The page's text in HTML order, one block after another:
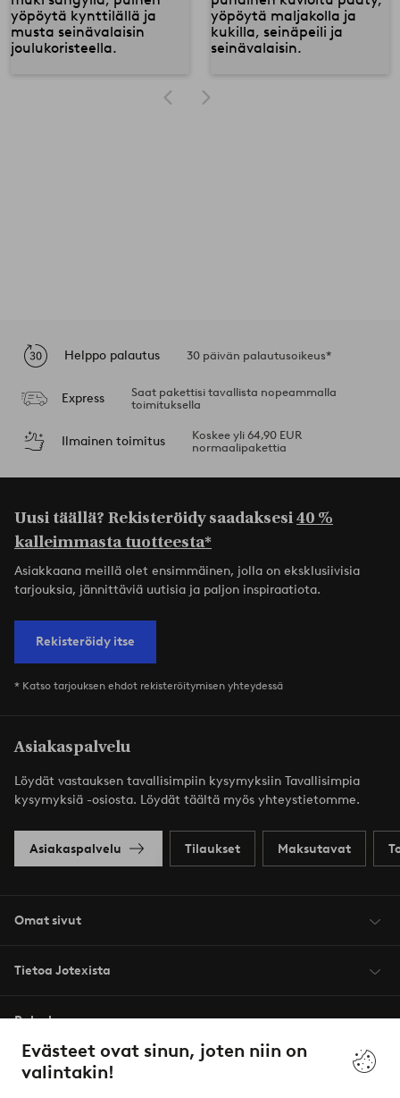
Evästeet ovat sinun, joten niin on
valintakin!
Helppo palautus 30 päivän palautusoikeus*
Express
Saat pakettisi tavallista nopeammalla
toimituksella
Ilmainen toimitus
Koskee yli 64,90 EUR
normaalipakettia
Uusi täällä? Rekisteröidy saadaksesi40 %
kalleimmasta tuotteesta*
Asiakkaana meillä olet ensimmäinen, jolla on eksklusiivisia
tarjouksia, jännittäviä uutisia ja paljon inspiraatiota.
Rekisteröidy itse
* Katso tarjouksen ehdot rekisteröitymisen yhteydessä
Asiakaspalvelu
Löydät vastauksen tavallisimpiin kysymyksiin Tavallisimpia
kysymyksiä -osiosta. Löydät täältä myös yhteystietomme.
Asiakaspalvelu Tilaukset Maksutavat
Omat sivut
Tietoa Jotexista
Palvelumme
Ehdot